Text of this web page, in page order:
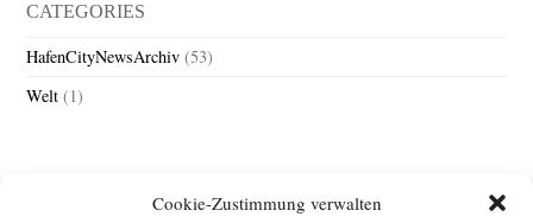
Cookie-Zustimmung verwalten
CATEGORIES
HafenCityNewsArchiv (53)
Welt (1)